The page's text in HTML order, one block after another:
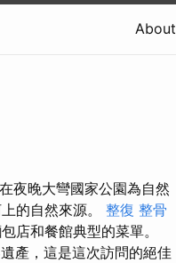
About
夜晚大彎國家公園為自然
的自然來源。 整復 整骨
店和餐館典型的菜單。
產，這是這次訪問的絕佳